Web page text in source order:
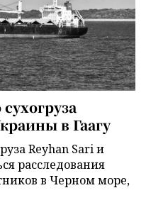
в Гаагу
Reyhan Sari и
расследования
в Черном море,